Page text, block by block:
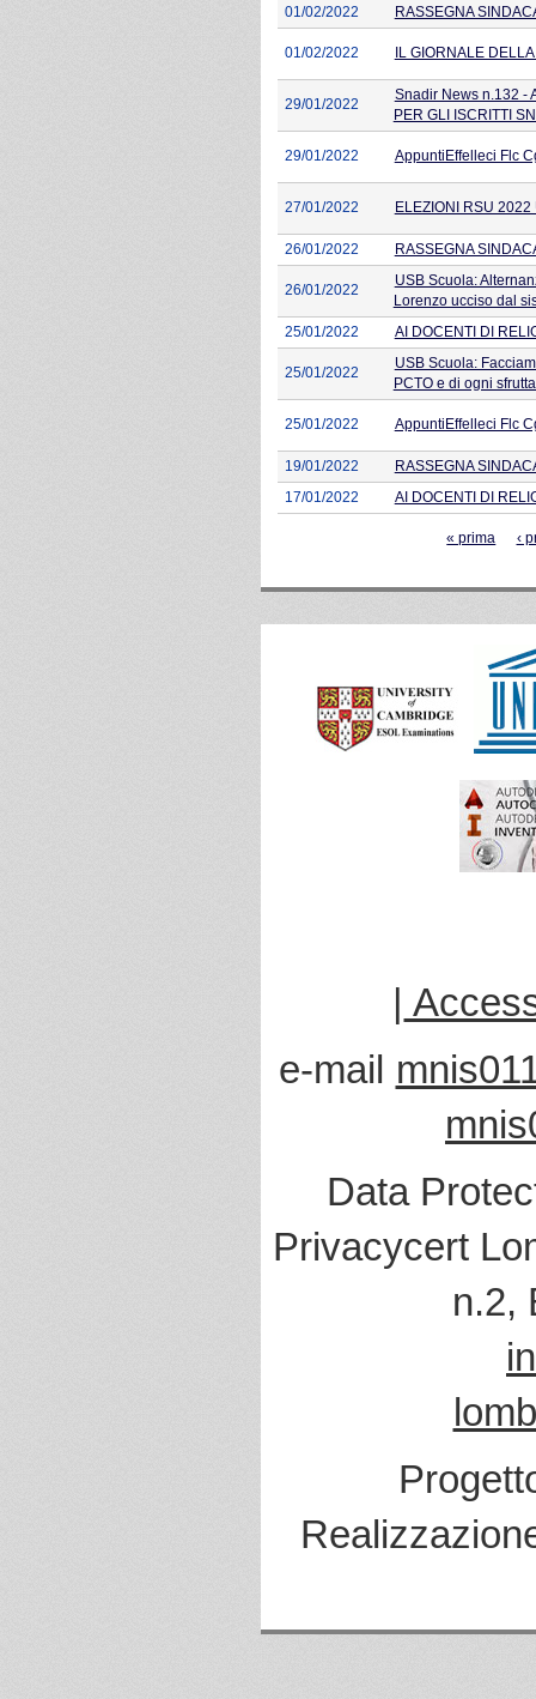
01/02/2022
RASSEGNA
01/02/2022 IL GIORNALE
29/01/2022
Snadir News n.132 -
PER GLI ISCRITTI
29/01/2022 AppuntiEffelleci Flc
27/01/2022 ELEZIONI RSU 2022
26/01/2022 RASSEGNA
26/01/2022
USB Scuola:
Lorenzo ucciso dal
25/01/2022
AI DOCENTI DI
25/01/2022
USB Scuola:
PCTO e di ogni
25/01/2022 AppuntiEffelleci Flc
19/01/2022
RASSEGNA
17/01/2022
AI DOCENTI DI
« prima ‹
|
e-mail
Data
Privacycert
n.2,